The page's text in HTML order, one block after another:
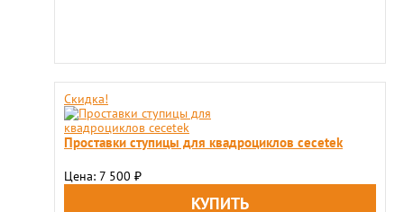
Скидка!
Проставки ступицы для квадроциклов сecetek
Цена: 7 500 ₽